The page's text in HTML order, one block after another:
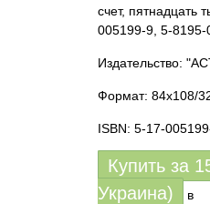
счет, пятнадцать
005199-9, 5-8195-
Издательство:
Формат: 84x108/
ISBN: 5-17-
Купить за
Украина)
в